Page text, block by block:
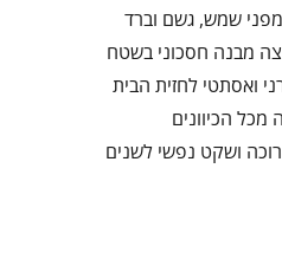
שמש, גשם וברד
מבנה חסכוני בשטח
ואסתטי לחזית הבית
הכיוונים
ושקט נפשי לשנים